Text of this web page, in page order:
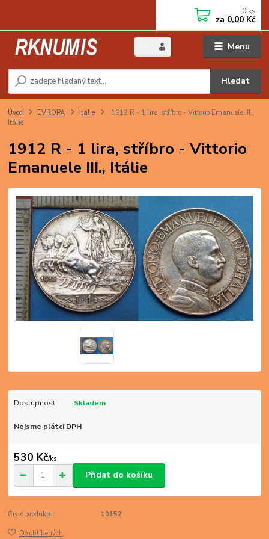
Menu
Hledat
0 ks
za 0,00 Kč
Úvod EVROPA Itálie
1912 R - 1 lira, stříbro - Vittorio Emanuele III.,
Itálie
1912 R - 1 lira, stříbro - Vittorio
Emanuele III., Itálie
Dostupnost Skladem
Nejsme plátci DPH
530 Kč/ks
Přidat do košíku
Číslo produktu: 10152
Do oblíbených